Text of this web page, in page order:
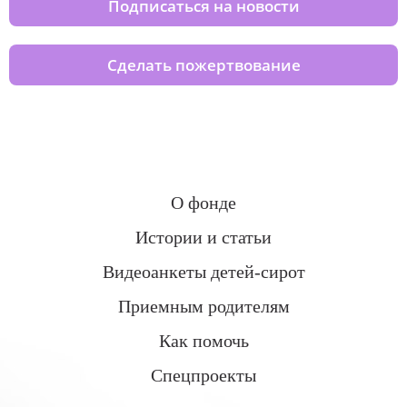
Подписаться на новости
Сделать пожертвование
О фонде
Истории и статьи
Видеоанкеты детей-сирот
Приемным родителям
Как помочь
Спецпроекты